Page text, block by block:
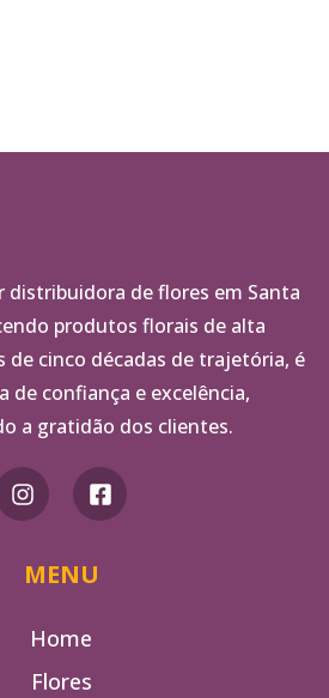
distribuidora de flores em Santa
produtos florais de alta
de cinco décadas de trajetória, é
de confiança e excelência,
a gratidão dos clientes.
MENU
Home
Flores